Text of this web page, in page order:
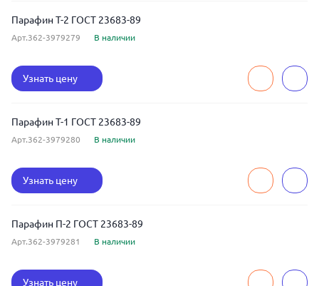
Парафин Т-2 ГОСТ 23683-89
Арт.362-3979279 В наличии
Узнать цену
Парафин Т-1 ГОСТ 23683-89
Арт.362-3979280 В наличии
Узнать цену
Парафин П-2 ГОСТ 23683-89
Арт.362-3979281 В наличии
Узнать цену